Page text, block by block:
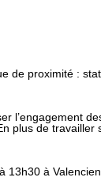
de proximité :
l’engagement
plus de travailler
à